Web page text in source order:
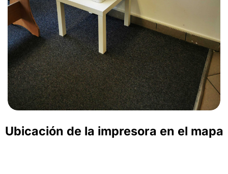
Ubicación de la impresora en el mapa